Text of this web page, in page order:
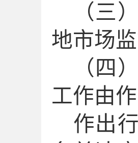
（三
地市场
（四
工作由
作出